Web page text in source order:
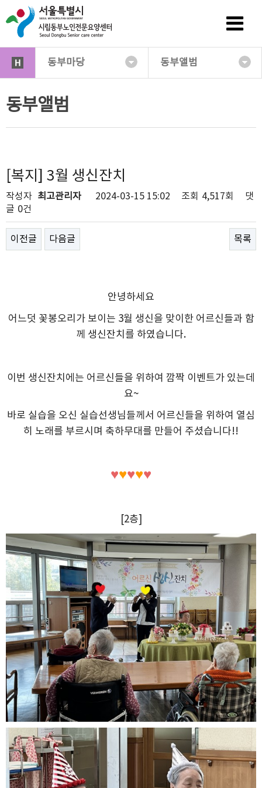
동부마당 동부앨범
동부앨범
[복지] 3월 생신잔치
작성자 최고관리자 2024-03-15 15:02 조회 4,517회
댓
글 0건
이전글 다음글 목록
안녕하세요
어느덧 꽃봉오리가 보이는 3월 생신을 맞이한 어르신들과 함
께 생신잔치를 하였습니다.
이번 생신잔치에는 어르신들을 위하여 깜짝 이벤트가 있는데
요~
바로 실습을 오신 실습선생님들께서 어르신들을 위하여 열심
히 노래를 부르시며 축하무대를 만들어 주셨습니다!!
♥♥♥♥♥
[2층]